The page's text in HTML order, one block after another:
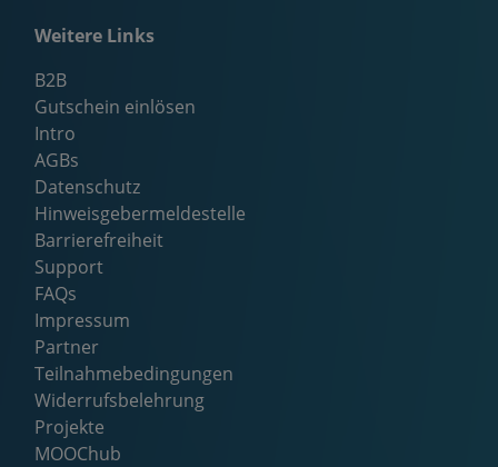
Weitere Links
B2B
Gutschein einlösen
Intro
AGBs
Datenschutz
Hinweisgebermeldestelle
Barrierefreiheit
Support
FAQs
Impressum
Partner
Teilnahmebedingungen
Widerrufsbelehrung
Projekte
MOOChub